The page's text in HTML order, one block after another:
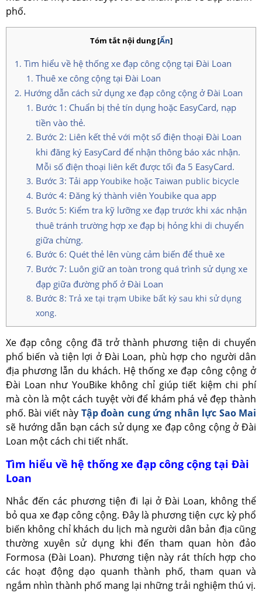
phố.
Tóm tắt nội dung[Ẩn]
Tìm hiểu về hệ thống xe đạp công cộng tại Đài Loan
Thuê xe công cộng tại Đài Loan
Hướng dẫn cách sử dụng xe đạp công cộng ở Đài Loan
Bước 1: Chuẩn bị thẻ tín dụng hoặc EasyCard, nạp
tiền vào thẻ.
Bước 2: Liên kết thẻ với một số điện thoại Đài Loan
khi đăng ký EasyCard để nhận thông báo xác nhận.
Mỗi số điện thoại liên kết được tối đa 5 EasyCard.
Bước 3: Tải app Youbike hoặc Taiwan public bicycle
Bước 4: Đăng ký thành viên Youbike qua app
Bước 5: Kiểm tra kỹ lưỡng xe đạp trước khi xác nhận
thuê tránh trường hợp xe đạp bị hỏng khi di chuyển
giữa chừng.
Bước 6: Quét thẻ lên vùng cảm biến để thuê xe
Bước 7: Luôn giữ an toàn trong quá trình sử dụng xe
đạp giữa đường phố ở Đài Loan
Bước 8: Trả xe tại trạm Ubike bất kỳ sau khi sử dụng
xong.
Xe đạp công cộng đã trở thành phương tiện di chuyển
phổ biến và tiện lợi ở Đài Loan, phù hợp cho người dân
địa phương lẫn du khách. Hệ thống xe đạp công cộng ở
Đài Loan như YouBike không chỉ giúp tiết kiệm chi phí
mà còn là một cách tuyệt vời để khám phá vẻ đẹp thành
phố. Bài viết này Tập đoàn cung ứng nhân lực Sao Mai
sẽ hướng dẫn bạn cách sử dụng xe đạp công cộng ở Đài
Loan một cách chi tiết nhất.
Tìm hiểu về hệ thống xe đạp công cộng tại Đài
Loan
Nhắc đến các phương tiện đi lại ở Đài Loan, không thể
bỏ qua xe đạp công cộng. Đây là phương tiện cực kỳ phổ
biến không chỉ khách du lịch mà người dân bản địa cũng
thường xuyên sử dụng khi đến tham quan hòn đảo
Formosa (Đài Loan). Phương tiện này rát thích hợp cho
các hoạt động dạo quanh thành phố, tham quan và
ngắm nhìn thành phố mang lại những trải nghiệm thú vị.